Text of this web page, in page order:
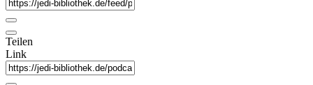
Teilen
Link